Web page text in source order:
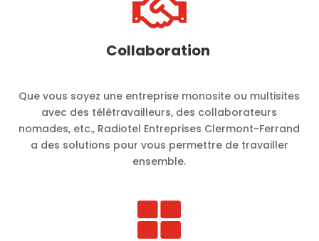

Collaboration
Que vous soyez une entreprise monosite ou multisites
avec des télétravailleurs, des collaborateurs
nomades, etc., Radiotel Entreprises Clermont-Ferrand
a des solutions pour vous permettre de travailler
ensemble.
